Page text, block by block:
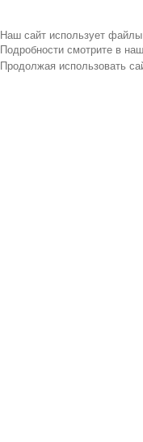
Наш сайт использует
Подробности смотрите в
Продолжая использовать